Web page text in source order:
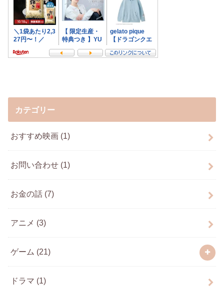
カテゴリー
おすすめ映画 (1)
お問い合わせ (1)
お金の話 (7)
アニメ (3)
ゲーム (21)
ドラマ (1)